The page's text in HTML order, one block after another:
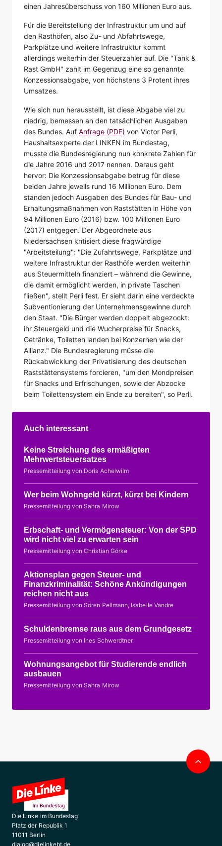
einen Jahresüberschuss von 160 Millionen Euro aus.
Für die Bereitstellung der Infrastruktur um und auf
den Rasthöfen, also Zu- und Abfahrtswege,
Parkplätze und weitere Infrastruktur kommt
allerdings weiterhin der Steuerzahler auf. Die "Tank &
Rast GmbH" zahlt im Gegenzug eine so genannte
Konzessionsabgabe, von höchstens 3 Protent ihres
Umsatzes.
Wie sich nun herausstellt, ist diese Abgabe viel zu
niedrig, bemessen an den tatsächlichen Ausgaben
des Bundes. Auf Anfrage (PDF) von Victor Perli,
Haushaltsexperte der LINKEN im Bundestag,
musste die Bundesregierung nun konkrete Zahlen für
die Jahre 2016 und 2017 nennen. Daraus geht
hervor: Die Konzessionsabgabe betrug für diese
beiden Jahre jeweils rund 16 Millionen Euro. Dem
standen jedoch Ausgaben des Bundes für Bau- und
Erhaltungsmaßnahmen von Raststätten in Höhe von
94 Millionen Euro (2016) bzw. 100 Millionen Euro
(2017) entgegen. Der Abgeordnete aus
Niedersachsen kritisiert diese fragwürdige
"Arbeitsteilung": "Die Zufahrtswege, Parkplätze und
weitere Infrastruktur der Rasthöfe werden weiterhin
aus Steuermitteln finanziert – während die Gewinne,
die damit ermöglicht werden, in private Taschen
fließen", stellt Perli fest. Er sieht darin eine verdeckte
Subventionierung der Unternehmensgewinne durch
den Staat. "Die Bürger werden doppelt abgezockt:
ihr Steuergeld und die Wucherpreise für Snacks,
Getränke, Toiletten landen bei Konzernen wie der
Allianz." Die Bundesregierung müsse die
Rückabwicklung der Privatisierung des deutschen
Raststättensystems forcieren, "um den Mondpreisen
für Snacks und Erfrischungen, sowie der Abzocke
beim Toilettensystem ein Ende zu bereiten", so Perli.
Auch interessant
Keine Streichung des ermäßigten
Mehrwertsteuersatzes
Pressemitteilung von Doris Achelwilm
Wer beim Wohngeld kürzt, kürzt bei Kindern
Pressemitteilung von Sahra Mirow
Erbschaft- und Vermögensteuer: Von der SPD
wird nicht viel zu erwarten sein
Pressemitteilung von Christian Görke
Aktionsplan gegen Steuer- und
Finanzkriminalität: Schöne Ankündigungen
reichen nicht aus
Pressemitteilung von Sören Pellmann, Isabelle Vandre
Schuldenbremse raus aus dem Grundgesetz
Pressemitteilung von Ines Schwerdtner
Wohnungsangebot für Studierende endlich
ausbauen
Pressemitteilung von Sahra Mirow
Die Linke im Bundestag
Platz der Republik 1
11011 Berlin
dialog@dielinkebt.de